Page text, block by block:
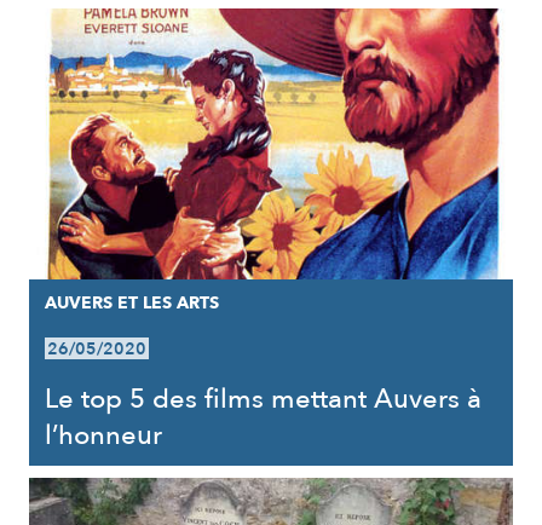
AUVERS ET LES ARTS
26/05/2020
Le top 5 des films mettant Auvers à
l’honneur